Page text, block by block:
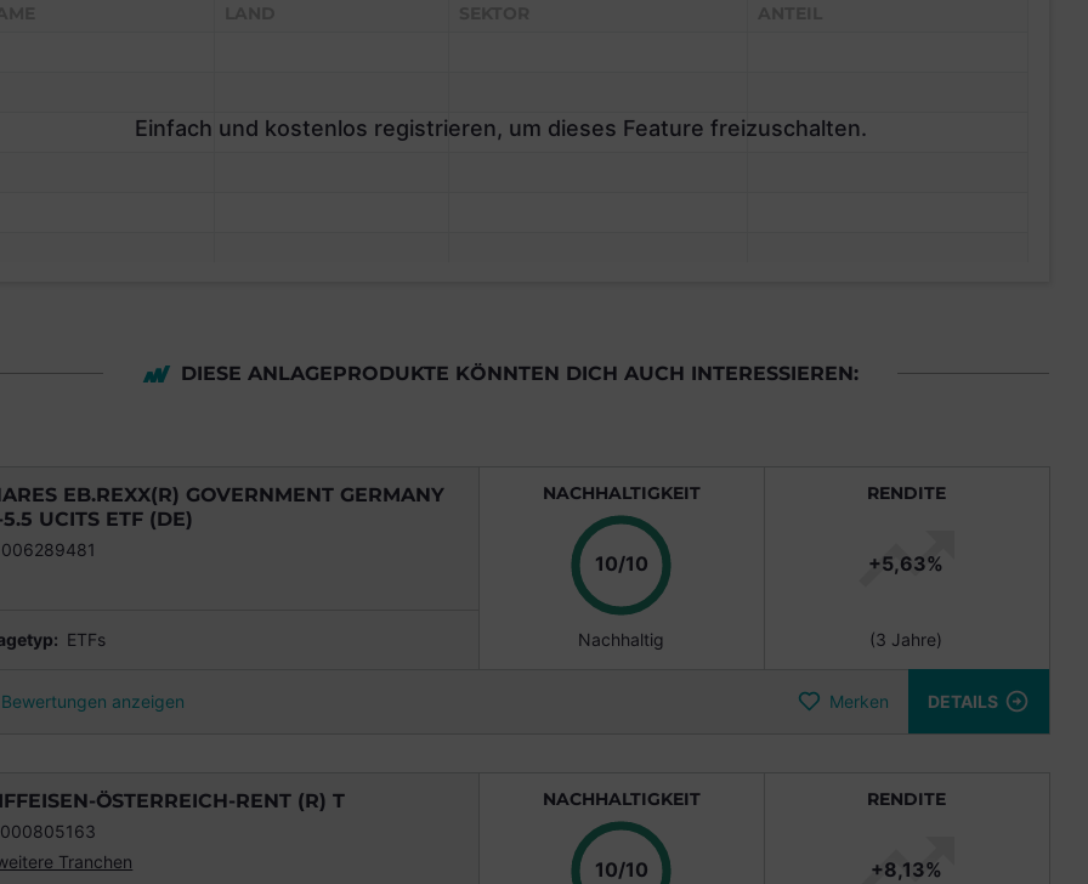
Einfach und kostenlos registrieren, um dieses Feature freizuschalten.
DIESE ANLAGEPRODUKTE KÖNNTEN DICH AUCH INTERESSIEREN:
EB.REXX(R) GOVERNMENT GERMANY
UCITS ETF (DE)
ETFs
NACHHALTIGKEIT
10/10Punkte
Nachhaltig
RENDITE
+5,63%
(3 Jahre)
Bewertungen anzeigen Merken DETAILS
ÖSTERREICH-RENT (R) T
Tranchen
NACHHALTIGKEIT
10/10Punkte
RENDITE
+8,13%